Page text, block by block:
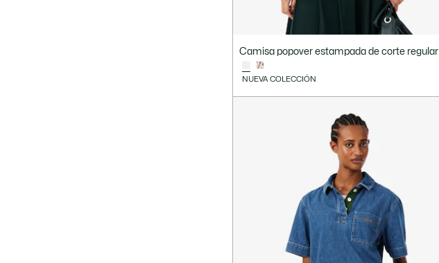
Camisa popover estampada de corte regular
NUEVA COLECCIÓN